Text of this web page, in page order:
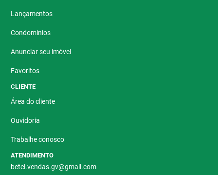
Lançamentos
Condomínios
Anunciar seu imóvel
Favoritos
CLIENTE
Área do cliente
Ouvidoria
Trabalhe conosco
ATENDIMENTO
betel.vendas.gv@gmail.com